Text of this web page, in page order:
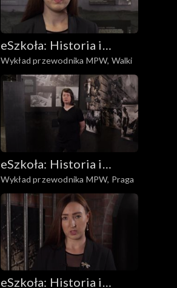
eSzkoła: Historia i
Literatura
Wykład przewodnika MPW, Walki
eSzkoła: Historia i
Literatura
Wykład przewodnika MPW, Praga
eSzkoła: Historia i